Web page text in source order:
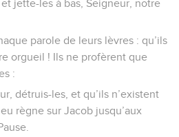
jette-les à bas, Seigneur, notre
parole de leurs lèvres : qu’ils
orgueil ! Ils ne profèrent que
:
détruis-les, et qu’ils n’existent
règne sur Jacob jusqu’aux